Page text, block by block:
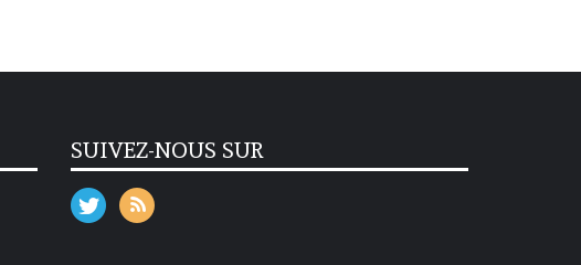
SUIVEZ-NOUS SUR